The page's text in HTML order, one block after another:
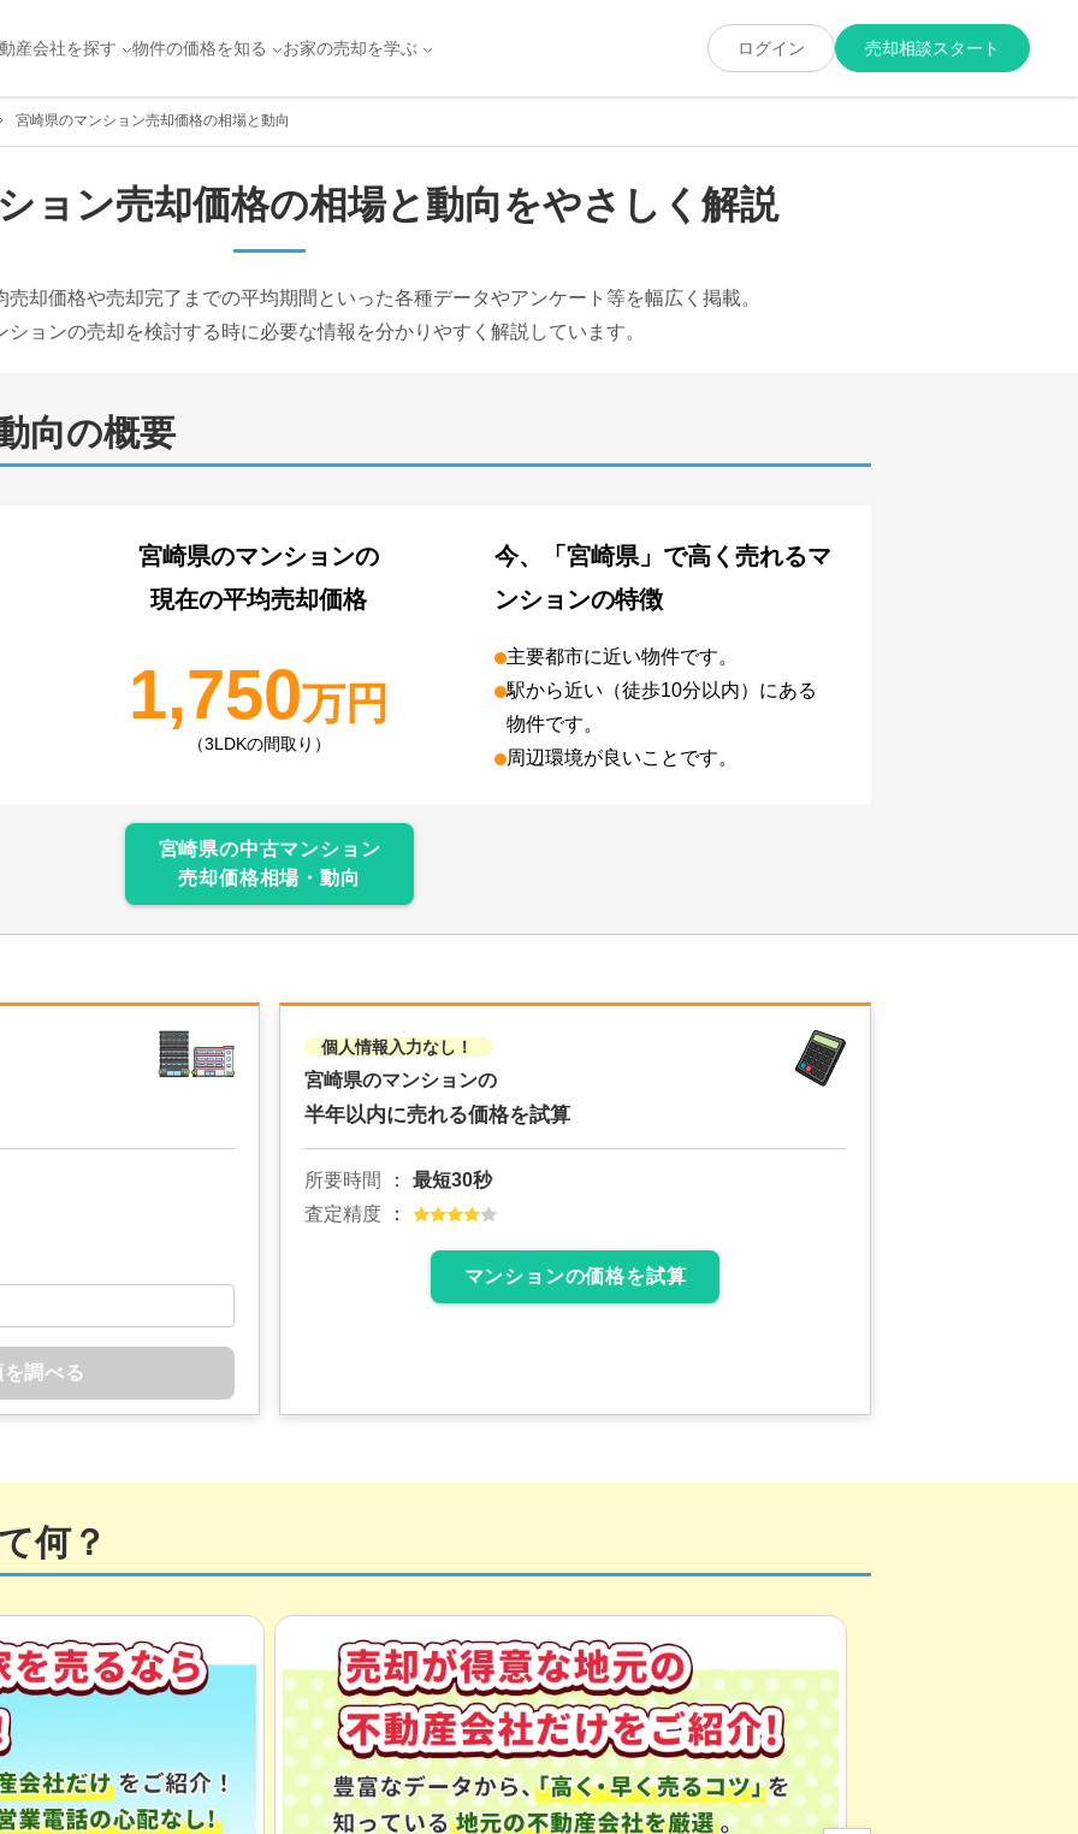
産会社を探す 物件の価格を知る お家の売却を学ぶ ログイン 売却相談スタート
宮崎県のマンション売却価格の相場と動向
ョン売却価格の相場と動向をやさしく解説
売却価格や売却完了までの平均期間といった各種データやアンケート等を幅広く掲載。
ションの売却を検討する時に必要な情報を分かりやすく解説しています。
向の概要
宮崎県のマンションの
現在の平均売却価格
1,750万円
（3LDKの間取り）
今、 「宮崎県」で高く売れるマ
ンションの特徴
主要都市に近い物件です。
駅から近い（徒歩10分以内）にある
物件です。
周辺環境が良いことです。
宮崎県の中古マンション
売却価格相場・動向
調べる
個人情報入力なし！
宮崎県のマンションの
半年以内に売れる価格を試算
所要時間
最短30秒
査定精度
マンションの価格を試算
何？